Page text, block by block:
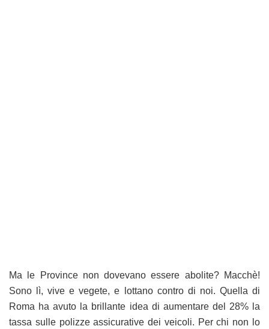
Ma le Province non dovevano essere abolite? Macchè!
Sono lì, vive e vegete, e lottano contro di noi. Quella di
Roma ha avuto la brillante idea di aumentare del 28% la
tassa sulle polizze assicurative dei veicoli. Per chi non lo